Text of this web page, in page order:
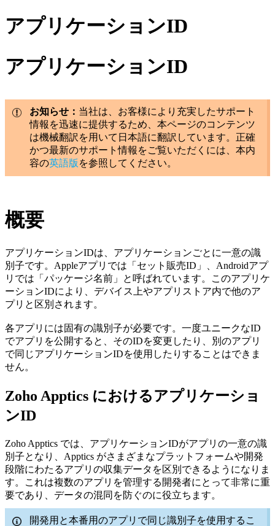
アプリケーションID
アプリケーションID
お知らせ： 当社は、お客様により充実したサポート
情報を迅速に提供するため、本ページのコンテンツ
は機械翻訳を用いて日本語に翻訳しています。正確
かつ最新のサポート情報をご覧いただくには、本内
容の英語版 を参照してください。
概要
アプリケーションIDは、アプリケーションごとに一意の識
別子です。Appleアプリでは「セット販売ID」、Androidアプ
リでは「パッケージ名前」と呼ばれています。このアプリケ
ーションIDにより、デバイス上やアプリストア内で他のア
プリと区別されます。
各アプリには固有の識別子が必要です。一度ユニークなID
でアプリを公開すると、そのIDを変更したり、別のアプリ
で同じアプリケーションIDを使用したりすることはできま
せん。
Zoho Apptics におけるアプリケーショ
ンID
Zoho Apptics では、アプリケーションIDがアプリの一意の識
別子となり、Apptics がさまざまなプラットフォームや開発
段階にわたるアプリの収集データを区別できるようになりま
す。これは複数のアプリを管理する開発者にとって非常に重
要であり、データの混同を防ぐのに役立ちます。
開発用と本番用のアプリで同じ識別子を使用するこ